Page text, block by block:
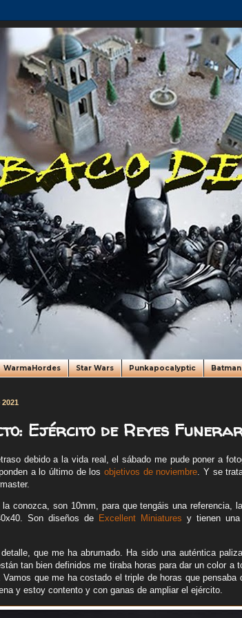
WarmaHordes Star Wars Punkapocalyptic Batman
Ejército de Reyes
debido a la vida real, el sábado me pude poner a
a lo último de los objetivos de noviembre. Y se
conozca, son 10mm, para que tengáis una referencia,
Son diseños de
Excellent Miniatures y tienen
que me ha abrumado. Ha sido una auténtica
tan bien definidos me tiraba horas para dar un color a
que me ha costado el triple de horas que pensaba
y estoy contento y con ganas de ampliar el ejército.